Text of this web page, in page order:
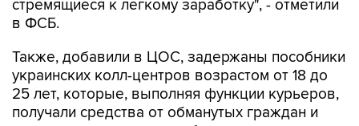
Также, добавили в ЦОС, задержаны пособники
25 лет, которые, выполняя функции курьеров,
получали средства от обманутых граждан и
передавали их в криптообменники для
дальнейшего направления на Украину.